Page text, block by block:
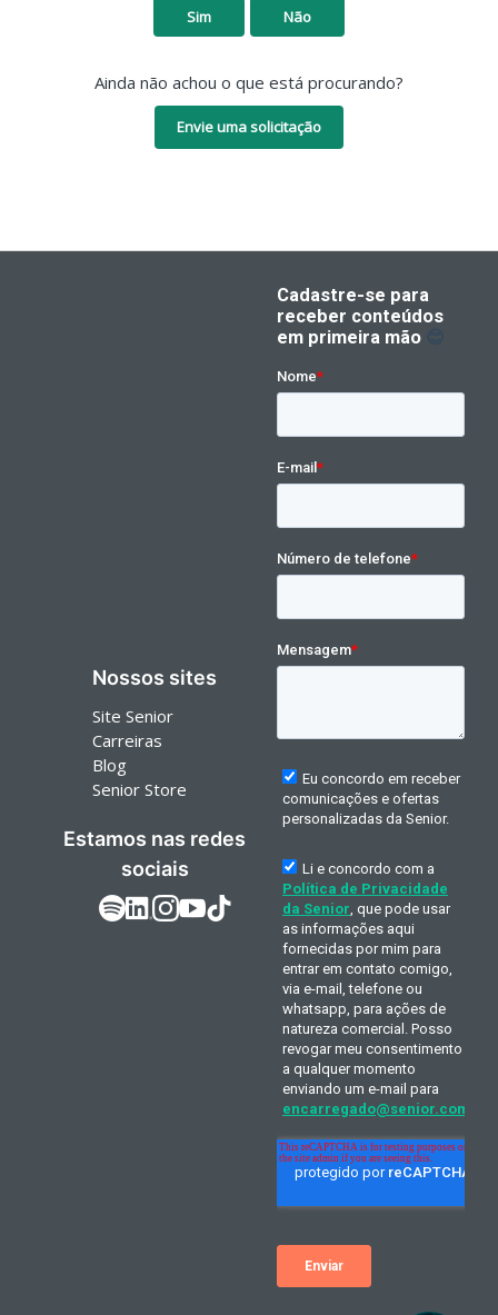
Sim Não
Ainda não achou o que está procurando?
Envie uma solicitação
Nossos sites
Site Senior
Carreiras
Blog
Senior Store
Estamos nas redes
sociais